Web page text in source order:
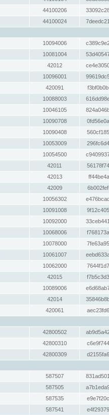
44100206
44100024
10094006
10081004
42012
10096001
420091
10088003
10046105
10090708
10090408
10053009
10054500
42011
42013
42009
10056302
10091008
10092000
10068006
10078000
10061007
10062000
42015
10089006
42014
420061
42800502
42800310
42800309
587507
587505
587535
587541